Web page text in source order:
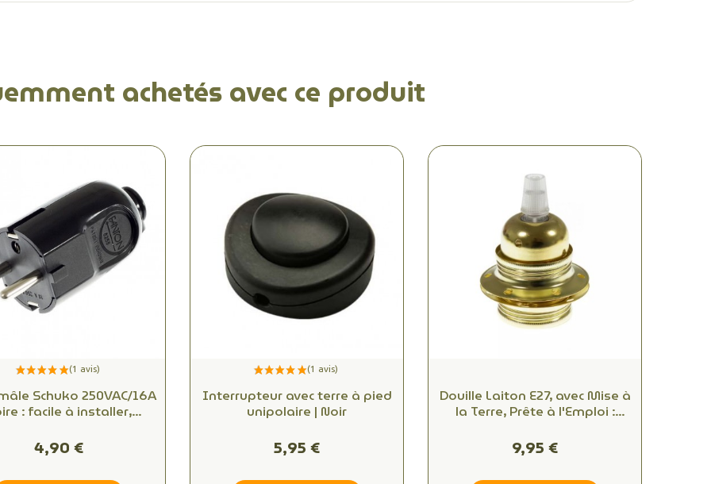
achetés avec ce produit
Schuko 250VAC/16A
: facile à installer,
et espaces
commerciaux
4,90 €
Interrupteur avec terre à pied
unipolaire | Noir
5,95 €
Douille Laiton E27, avec Mise à
la Terre, Prête à l'Emploi :
DIY!
9,95 €